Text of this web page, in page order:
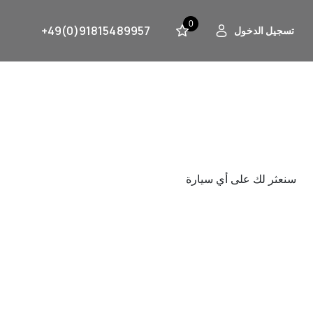
+49(0)91815489957 0 تسجيل الدخول
سنعثر لك على أي سيارة